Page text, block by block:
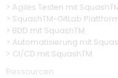
> Agiles Testen mit
> SquashTM-GitLab
> BDD mit SquashTM
> Automatisierung mit
> CI/CD mit SquashTM
Ressourcen